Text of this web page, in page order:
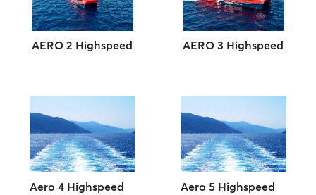
AERO 2 Highspeed AERO 3 Highspeed
Aero 4 Highspeed Aero 5 Highspeed